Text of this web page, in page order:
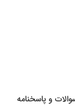
و پاسخنامه